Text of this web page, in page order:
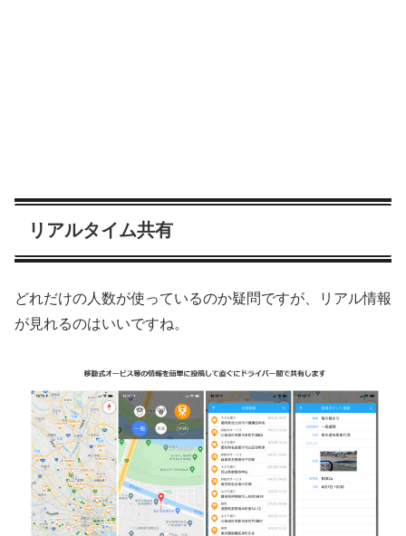
リアルタイム共有
どれだけの人数が使っているのか疑問ですが、リアル情報
が見れるのはいいですね。